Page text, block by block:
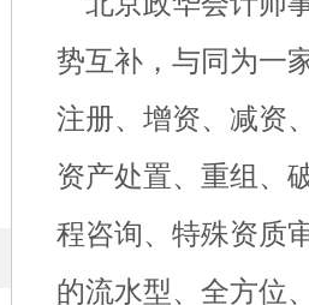
势互补，与同为一
注册、增资、减资
资产处置、重组、
程咨询、特殊资质
的流水型、全方位